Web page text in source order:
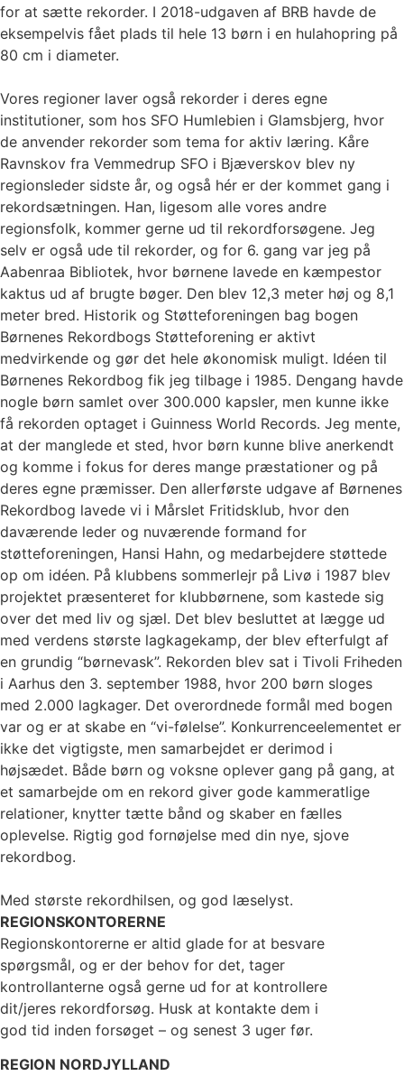
for at sætte rekorder. I 2018-udgaven af BRB havde de
eksempelvis fået plads til hele 13 børn i en hulahopring på
80 cm i diameter.
Vores regioner laver også rekorder i deres egne
institutioner, som hos SFO Humlebien i Glamsbjerg, hvor
de anvender rekorder som tema for aktiv læring. Kåre
Ravnskov fra Vemmedrup SFO i Bjæverskov blev ny
regionsleder sidste år, og også hér er der kommet gang i
rekordsætningen. Han, ligesom alle vores andre
regionsfolk, kommer gerne ud til rekordforsøgene. Jeg
selv er også ude til rekorder, og for 6. gang var jeg på
Aabenraa Bibliotek, hvor børnene lavede en kæmpestor
kaktus ud af brugte bøger. Den blev 12,3 meter høj og 8,1
meter bred. Historik og Støtteforeningen bag bogen
Børnenes Rekordbogs Støtteforening er aktivt
medvirkende og gør det hele økonomisk muligt. Idéen til
Børnenes Rekordbog fik jeg tilbage i 1985. Dengang havde
nogle børn samlet over 300.000 kapsler, men kunne ikke
få rekorden optaget i Guinness World Records. Jeg mente,
at der manglede et sted, hvor børn kunne blive anerkendt
og komme i fokus for deres mange præstationer og på
deres egne præmisser. Den allerførste udgave af Børnenes
Rekordbog lavede vi i Mårslet Fritidsklub, hvor den
daværende leder og nuværende formand for
støtteforeningen, Hansi Hahn, og medarbejdere støttede
op om idéen. På klubbens sommerlejr på Livø i 1987 blev
projektet præsenteret for klubbørnene, som kastede sig
over det med liv og sjæl. Det blev besluttet at lægge ud
med verdens største lagkagekamp, der blev efterfulgt af
en grundig “børnevask”. Rekorden blev sat i Tivoli Friheden
i Aarhus den 3. september 1988, hvor 200 børn sloges
med 2.000 lagkager. Det overordnede formål med bogen
var og er at skabe en “vi-følelse”. Konkurrenceelementet er
ikke det vigtigste, men samarbejdet er derimod i
højsædet. Både børn og voksne oplever gang på gang, at
et samarbejde om en rekord giver gode kammeratlige
relationer, knytter tætte bånd og skaber en fælles
oplevelse. Rigtig god fornøjelse med din nye, sjove
rekordbog.
Med største rekordhilsen, og god læselyst.
REGIONSKONTORERNE
Regionskontorerne er altid glade for at besvare
spørgsmål, og er der behov for det, tager
kontrollanterne også gerne ud for at kontrollere
dit/jeres rekordforsøg. Husk at kontakte dem i
god tid inden forsøget – og senest 3 uger før.
REGION NORDJYLLAND